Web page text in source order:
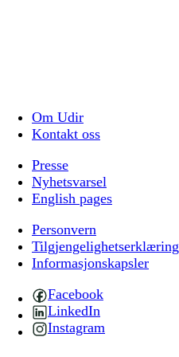
Om Udir
Kontakt oss
Presse
Nyhetsvarsel
English pages
Personvern
Tilgjengelighetserklæring
Informasjonskapsler
Facebook
LinkedIn
Instagram